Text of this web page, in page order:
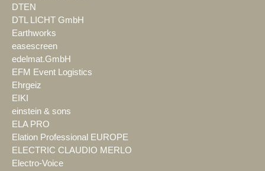
DTEN
DTL LICHT GmbH
Earthworks
easescreen
edelmat.GmbH
EFM Event Logistics
Ehrgeiz
EIKI
einstein & sons
ELA PRO
Elation Professional EUROPE
ELECTRIC CLAUDIO MERLO
Electro-Voice